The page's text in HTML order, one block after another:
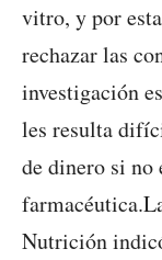
vitro, y por
rechazar las
investigación
les resulta
de dinero si no
Nutrición